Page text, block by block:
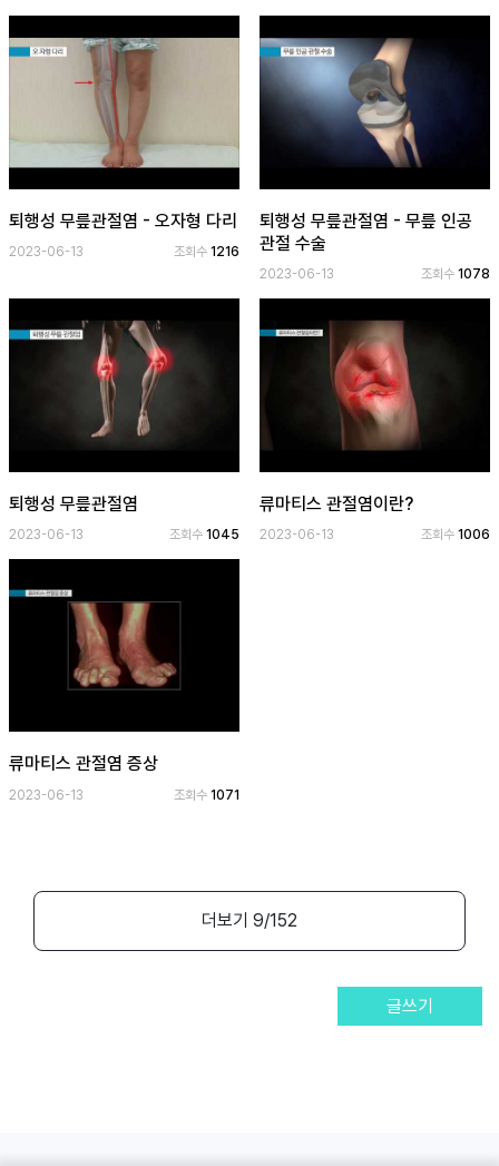
게
시
판
아
보
기
로
인
하
기
(current)
퇴행성 무릎관절염 - 오자형 다리
2023-06-13 조회수1216
퇴행성 무릎관절염 - 무릎 인공
관절 수술
2023-06-13 조회수 1078
퇴행성 무릎관절염
2023-06-13 조회수1045
류마티스 관절염이란?
2023-06-13 조회수 1006
류마티스 관절염 증상
2023-06-13 조회수1071
더보기 9/152
글쓰기